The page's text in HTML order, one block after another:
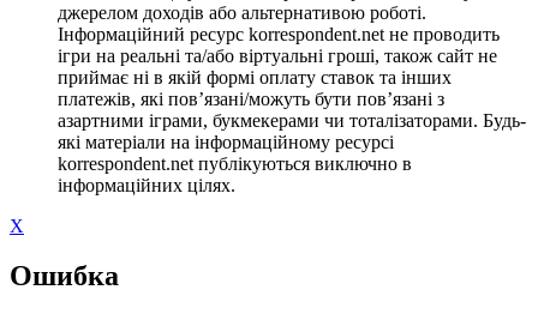
джерелом доходів або альтернативою роботі.
Інформаційний ресурс korrespondent.net не проводить
ігри на реальні та/або віртуальні гроші, також сайт не
приймає ні в якій формі оплату ставок та інших
платежів, які пов’язані/можуть бути пов’язані з
азартними іграми, букмекерами чи тоталізаторами. Будь-
які матеріали на інформаційному ресурсі
korrespondent.net публікуються виключно в
інформаційних цілях.
X
Ошибка